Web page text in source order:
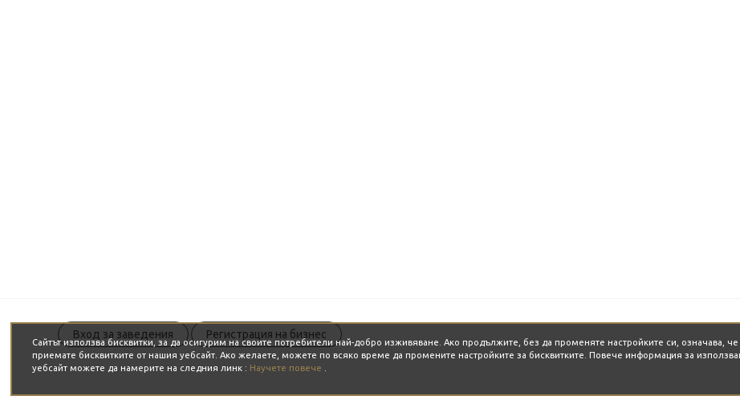
Вход за заведения Регистрация на бизнес
Сайтът използва бисквитки, за да осигурим на своите потребители най-добро изживяване. Ако продължите, без да променяте настройките си, означава,
приемате бисквитките от нашия уебсайт. Ако желаете, можете по всяко време да промените настройките за бисквитките. Повече информация за
уебсайт можете да намерите на следния линк : Научете повече